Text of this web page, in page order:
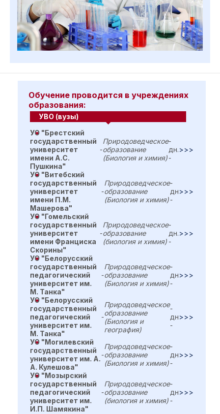
Обучение проводится в учреждениях
образования:
УВО (вузы)
УО "Брестский
государственный
университет
имени А.С.
Пушкина"
-
Природоведческое
образование
(Биология и химия)
-
дн.
-
>>>
УО "Витебский
государственный
университет
имени П.М.
Машерова"
-
Природоведческое
образование
(Биология и химия)
-
дн
-
>>>
УО "Гомельский
государственный
университет
имени Франциска
Скорины"
-
Природоведческое
образование
(биология и химия)
-
дн.
-
>>>
УО "Белорусский
государственный
педагогический
университет им.
М. Танка"
-
Природоведческое
образование
(Биология и химия)
-
дн
-
>>>
УО "Белорусский
государственный
педагогический
университет им.
М. Танка"
-
Природоведческое
образование
(Биология и
география)
-
дн
-
>>>
УО "Могилевский
государственный
университет им. А.
А. Кулешова"
-
Природоведческое
образование
(Биология и химия)
-
дн
-
>>>
УО "Мозырский
государственный
педагогический
университет им.
И.П. Шамякина"
-
Природоведческое
образование
(биология и химия)
-
дн
-
>>>